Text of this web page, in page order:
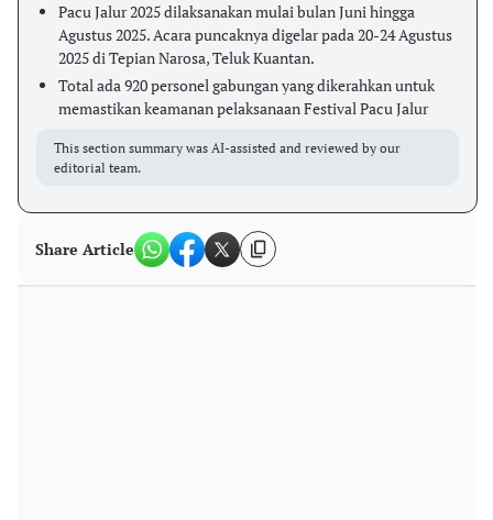
Pacu Jalur 2025 dilaksanakan mulai bulan Juni hingga
Agustus 2025. Acara puncaknya digelar pada 20-24 Agustus
2025 di Tepian Narosa, Teluk Kuantan.
Total ada 920 personel gabungan yang dikerahkan untuk
memastikan keamanan pelaksanaan Festival Pacu Jalur
This section summary was AI-assisted and reviewed by our
editorial team.
Share Article